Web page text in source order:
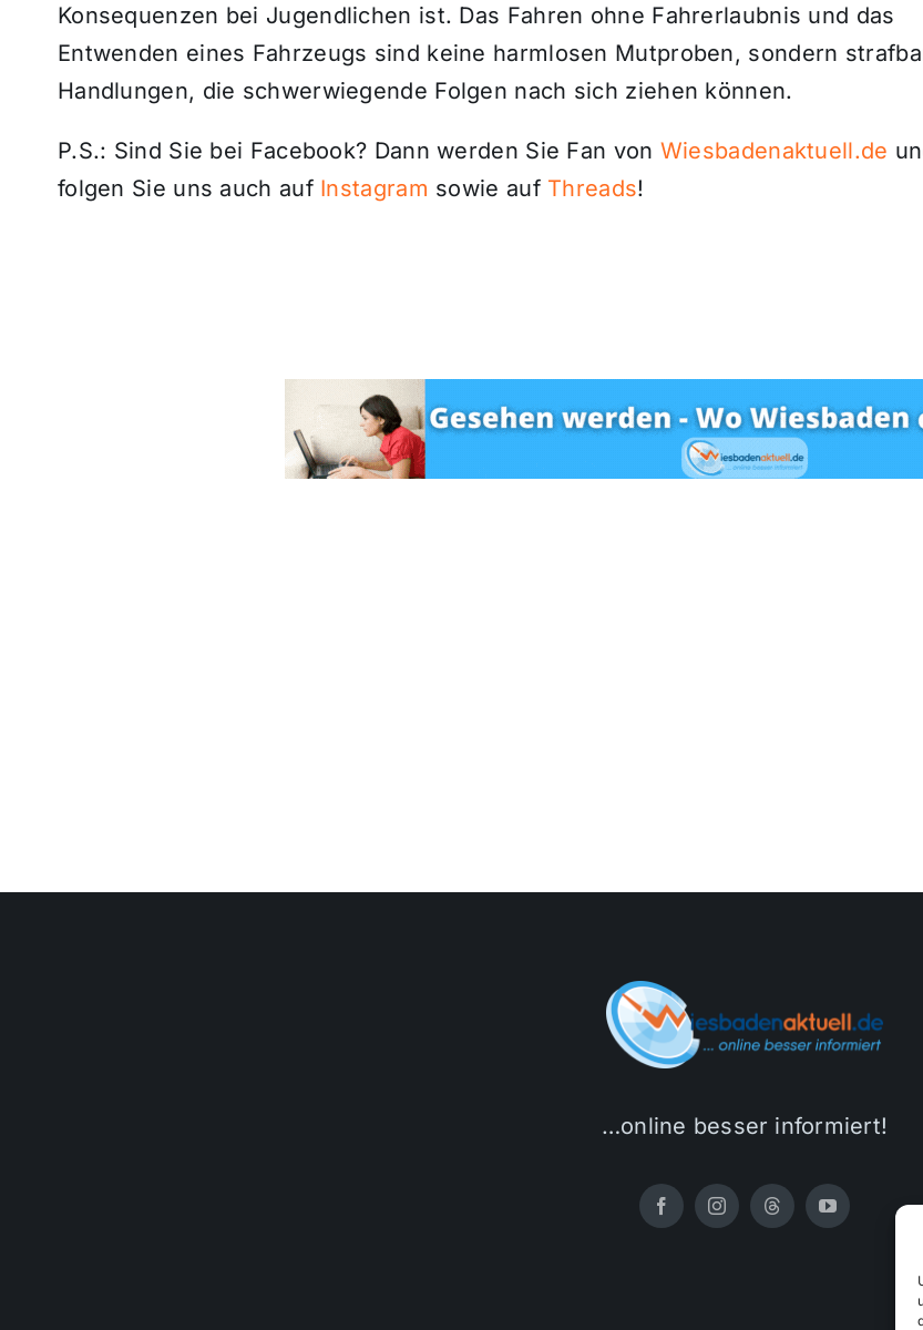
Konsequenzen bei Jugendlichen ist. Das Fahren ohne Fahrerlaubnis und das
Entwenden eines Fahrzeugs sind keine harmlosen Mutproben, sondern
Handlungen, die schwerwiegende Folgen nach sich ziehen können.
P.S.: Sind Sie bei Facebook? Dann werden Sie Fan von Wiesbadenaktuell.de
folgen Sie uns auch auf Instagram sowie auf Threads!
…online besser informiert!